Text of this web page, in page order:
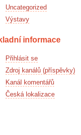
Uncategorized
Výstavy
informace
Přihlásit se
Zdroj kanálů (příspěvky)
Kanál komentářů
Česká lokalizace